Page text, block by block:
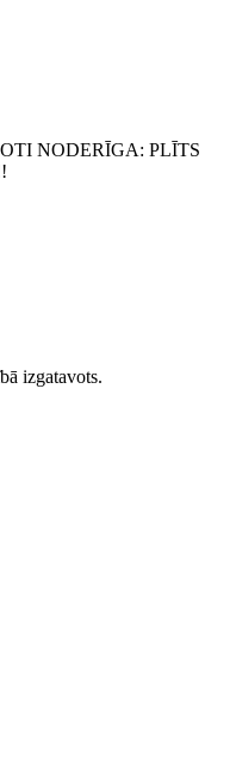
NODERĪGA: PLĪTS
izgatavots.